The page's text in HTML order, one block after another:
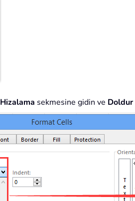
Hizalama sekmesine gidin ve Doldur